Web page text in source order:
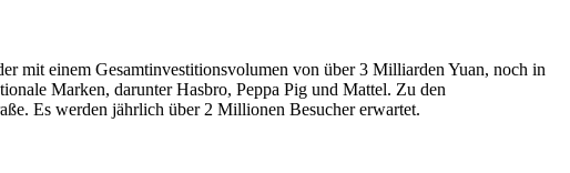
mit einem Gesamtinvestitionsvolumen von über 3 Milliarden Yuan, noch in
Marken, darunter Hasbro, Peppa Pig und Mattel. Zu den
Es werden jährlich über 2 Millionen Besucher erwartet.